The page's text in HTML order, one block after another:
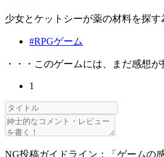
少女とケットシーが薬の材料を探
#RPGゲーム
・・・このゲームには、まだ感想
1
NG投稿ガイドライン：「ゲームの